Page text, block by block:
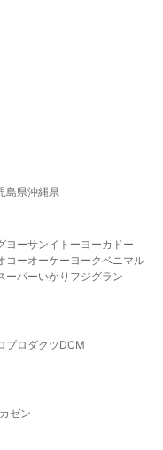
島県沖縄県
ヨーサンイトーヨーカドー
コーオーケー ヨークベニマル
ーパーいかり フジグラン
プロダクツDCM
ゼン